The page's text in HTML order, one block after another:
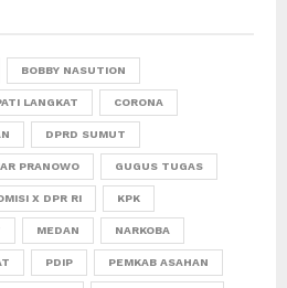
BOBBY NASUTION
LANGKAT CORONA
DPRD SUMUT
PRANOWO GUGUS TUGAS
X DPR RI KPK
MEDAN NARKOBA
PDIP PEMKAB ASAHAN